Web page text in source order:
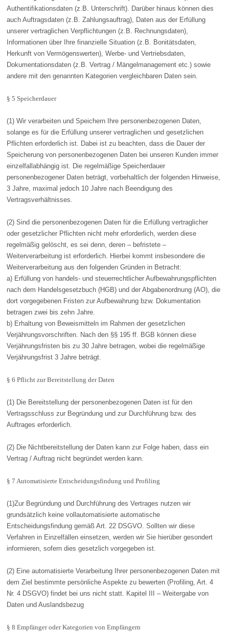
Authentifikationsdaten (z.B. Unterschrift). Darüber hinaus können dies
auch Auftragsdaten (z.B. Zahlungsauftrag), Daten aus der Erfüllung
unserer vertraglichen Verpflichtungen (z.B. Rechnungsdaten),
Informationen über Ihre finanzielle Situation (z.B. Bonitätsdaten,
Herkunft von Vermögenswerten), Werbe- und Vertriebsdaten,
Dokumentationsdaten (z.B. Vertrag / Mängelmanagement etc.) sowie
andere mit den genannten Kategorien vergleichbaren Daten sein.
§ 5 Speicherdauer
(1) Wir verarbeiten und Speichern Ihre personenbezogenen Daten,
solange es für die Erfüllung unserer vertraglichen und gesetzlichen
Pflichten erforderlich ist. Dabei ist zu beachten, dass die Dauer der
Speicherung von personenbezogenen Daten bei unseren Kunden immer
einzelfallabhängig ist. Die regelmäßige Speicherdauer
personenbezogener Daten beträgt, vorbehaltlich der folgenden Hinweise,
3 Jahre, maximal jedoch 10 Jahre nach Beendigung des
Vertragsverhältnisses.
(2) Sind die personenbezogenen Daten für die Erfüllung vertraglicher
oder gesetzlicher Pflichten nicht mehr erforderlich, werden diese
regelmäßig gelöscht, es sei denn, deren – befristete –
Weiterverarbeitung ist erforderlich. Hierbei kommt insbesondere die
Weiterverarbeitung aus den folgenden Gründen in Betracht:
a) Erfüllung von handels- und steuerrechtlicher Aufbewahrungspflichten
nach dem Handelsgesetzbuch (HGB) und der Abgabenordnung (AO), die
dort vorgegebenen Fristen zur Aufbewahrung bzw. Dokumentation
betragen zwei bis zehn Jahre.
b) Erhaltung von Beweismitteln im Rahmen der gesetzlichen
Verjährungsvorschriften. Nach den §§ 195 ff. BGB können diese
Verjährungsfristen bis zu 30 Jahre betragen, wobei die regelmäßige
Verjährungsfrist 3 Jahre beträgt.
§ 6 Pflicht zur Bereitstellung der Daten
(1) Die Bereitstellung der personenbezogenen Daten ist für den
Vertragsschluss zur Begründung und zur Durchführung bzw. des
Auftrages erforderlich.
(2) Die Nichtbereitstellung der Daten kann zur Folge haben, dass ein
Vertrag / Auftrag nicht begründet werden kann.
§ 7 Automatisierte Entscheidungsfindung und Profiling
(1)Zur Begründung und Durchführung des Vertrages nutzen wir
grundsätzlich keine vollautomatisierte automatische
Entscheidungsfindung gemäß Art. 22 DSGVO. Sollten wir diese
Verfahren in Einzelfällen einsetzen, werden wir Sie hierüber gesondert
informieren, sofern dies gesetzlich vorgegeben ist.
(2) Eine automatisierte Verarbeitung Ihrer personenbezogenen Daten mit
dem Ziel bestimmte persönliche Aspekte zu bewerten (Profiling, Art. 4
Nr. 4 DSGVO) findet bei uns nicht statt. Kapitel III – Weitergabe von
Daten und Auslandsbezug
§ 8 Empfänger oder Kategorien von Empfängern